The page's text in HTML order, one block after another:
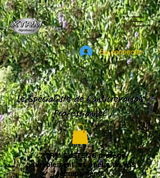
Se connecter
XTRM SYSTEMS protège
durablement les pneus de vos
équipements.